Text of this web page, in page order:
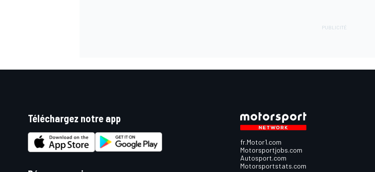
Téléchargez notre app
fr.Motor1.com
Motorsportjobs.com
Autosport.com
Motorsportstats.com